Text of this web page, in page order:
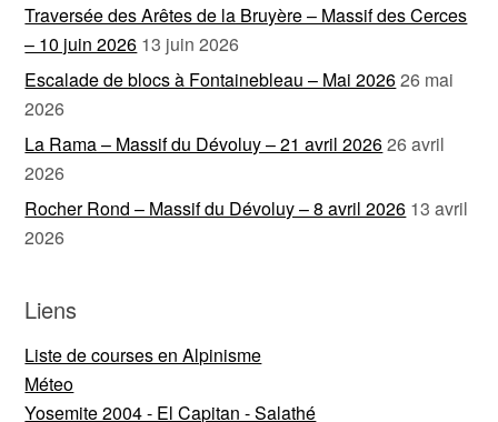
Traversée des Arêtes de la Bruyère – Massif des Cerces
– 10 juin 2026 13 juin 2026
Escalade de blocs à Fontainebleau – Mai 202626 mai
2026
La Rama – Massif du Dévoluy – 21 avril 202626 avril
2026
Rocher Rond – Massif du Dévoluy – 8 avril 2026 13 avril
2026
Liens
Liste de courses en Alpinisme
Méteo
Yosemite 2004 - El Capitan - Salathé